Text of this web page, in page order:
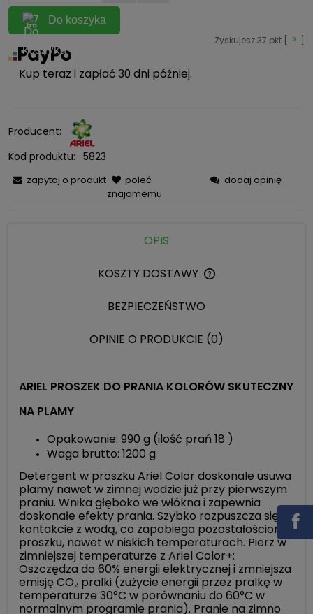
Do koszyka
Zyskujesz37 pkt [ ?
Kup teraz i zapłać 30 dni później.
Producent:
Kod produktu: 5823
zapytaj o produkt
poleć
znajomemu
dodaj opinię
OPIS
KOSZTY DOSTAWY
BEZPIECZEŃSTWO
OPINIE O PRODUKCIE (0)
ARIEL PROSZEK DO PRANIA KOLORÓW SKUTECZNY
NA PLAMY
Opakowanie: 990 g (ilość prań 18 )
Waga brutto: 1200 g
Detergent w proszku Ariel Color doskonale usuwa
plamy nawet w zimnej wodzie już przy pierwszym
praniu. Wnika głęboko we włókna i zapewnia
doskonałe efekty prania. Szybko rozpuszcza się w
kontakcie z wodą, co zapobiega pozostałościom
proszku, nawet w niskich temperaturach. Pierz w
zimniejszej temperaturze z Ariel Color+:
Oszczędza do 60% energii elektrycznej i zmniejsza
emisję CO₂ pralki (zużycie energii przez pralkę w
temperaturze 30°C w porównaniu do 60°C w
normalnym programie prania). Pranie na zimno